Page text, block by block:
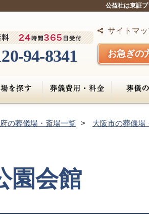
公益社は東証
サイトマ
お急ぎの
94-8341
の葬儀場・斎場一覧 大阪市の葬儀場
園会館